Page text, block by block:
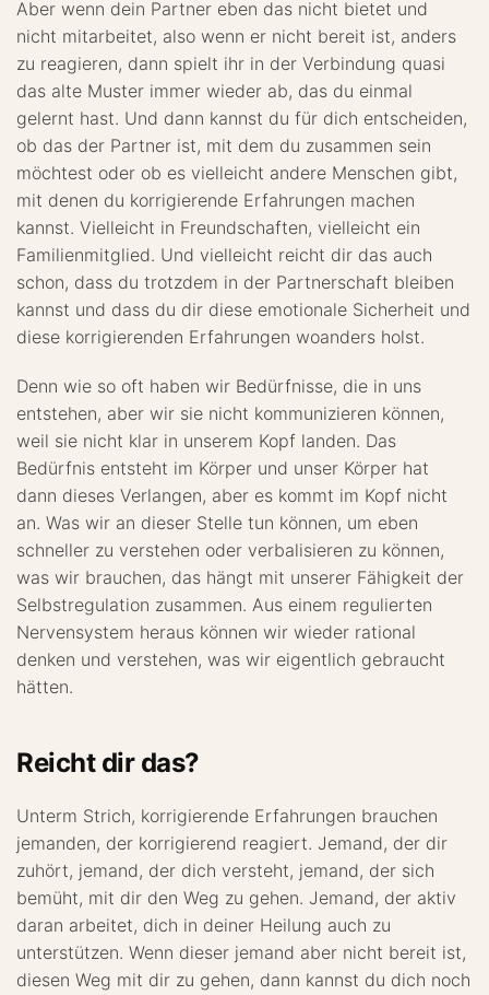
Aber wenn dein Partner eben das nicht bietet und
nicht mitarbeitet, also wenn er nicht bereit ist, anders
zu reagieren, dann spielt ihr in der Verbindung quasi
das alte Muster immer wieder ab, das du einmal
gelernt hast. Und dann kannst du für dich entscheiden,
ob das der Partner ist, mit dem du zusammen sein
möchtest oder ob es vielleicht andere Menschen gibt,
mit denen du korrigierende Erfahrungen machen
kannst. Vielleicht in Freundschaften, vielleicht ein
Familienmitglied. Und vielleicht reicht dir das auch
schon, dass du trotzdem in der Partnerschaft bleiben
kannst und dass du dir diese emotionale Sicherheit und
diese korrigierenden Erfahrungen woanders holst.
Denn wie so oft haben wir Bedürfnisse, die in uns
entstehen, aber wir sie nicht kommunizieren können,
weil sie nicht klar in unserem Kopf landen. Das
Bedürfnis entsteht im Körper und unser Körper hat
dann dieses Verlangen, aber es kommt im Kopf nicht
an. Was wir an dieser Stelle tun können, um eben
schneller zu verstehen oder verbalisieren zu können,
was wir brauchen, das hängt mit unserer Fähigkeit der
Selbstregulation zusammen. Aus einem regulierten
Nervensystem heraus können wir wieder rational
denken und verstehen, was wir eigentlich gebraucht
hätten.
Reicht dir das?
Unterm Strich, korrigierende Erfahrungen brauchen
jemanden, der korrigierend reagiert. Jemand, der dir
zuhört, jemand, der dich versteht, jemand, der sich
bemüht, mit dir den Weg zu gehen. Jemand, der aktiv
daran arbeitet, dich in deiner Heilung auch zu
unterstützen. Wenn dieser jemand aber nicht bereit ist,
diesen Weg mit dir zu gehen, dann kannst du dich noch